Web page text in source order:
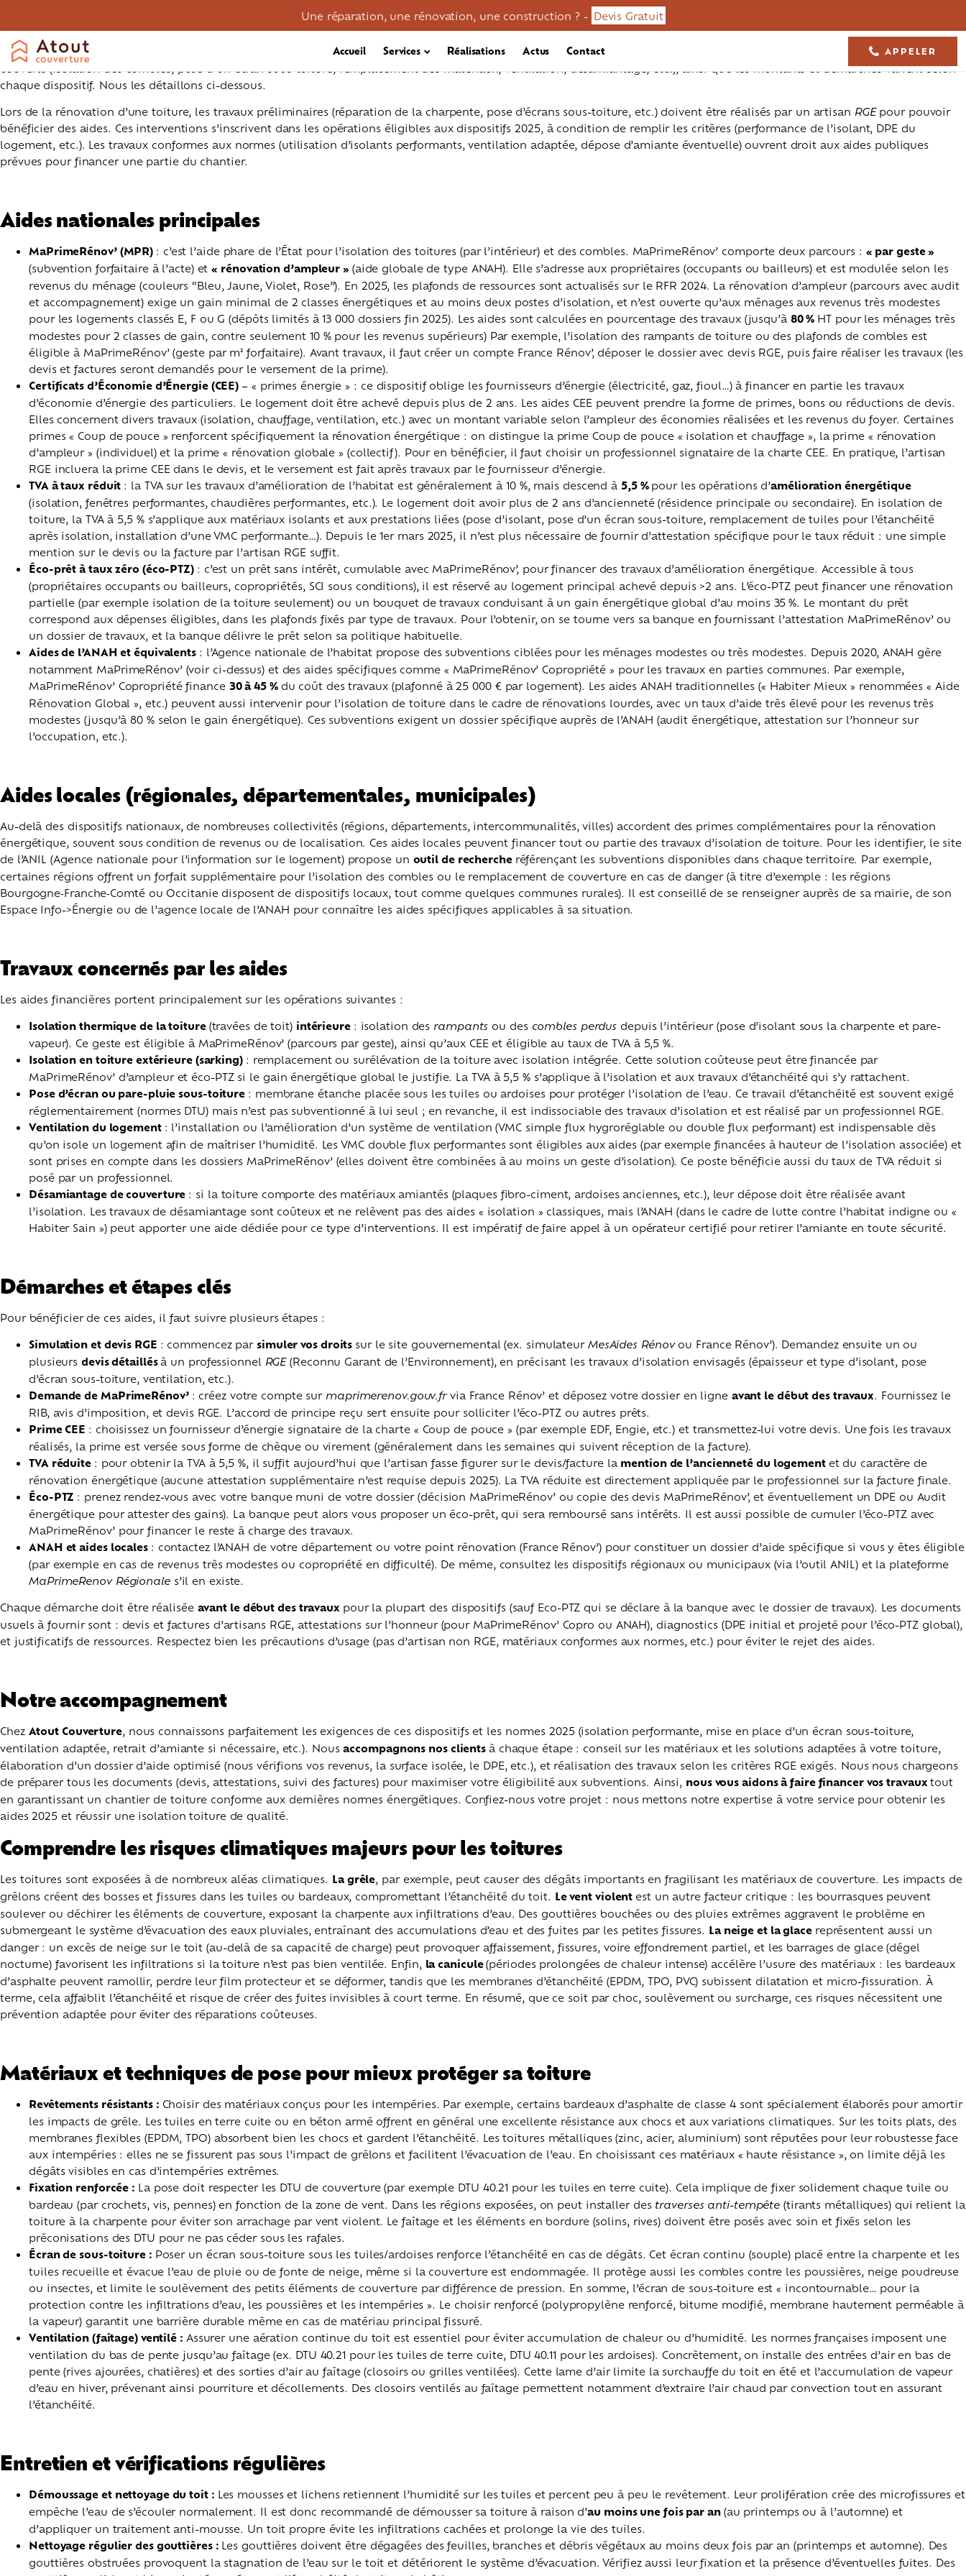
Une réparation, une rénovation, une construction ? - Devis Gratuit
Accueil Services
Couverture Désamiantage Entretien / démoussage Réparation toiture Zinguerie Isolation toiture Charpente
Réalisations Actus Contact 05 61 36 23 68
APPELER
La rénovation de la toiture et son isolation sont essentielles pour améliorer le confort thermique d’un logement et réduire sa facture d’énergie. C’est particulièrement vrai en
2025, alors que les pouvoirs publics multiplient les dispositifs d’aide pour soutenir ces travaux. Plusieurs aides nationales majeures sont disponibles (MaPrimeRénov’, CEE, TVA
réduite, éco-PTZ, ANAH, etc.), complétées par des subventions locales éventuelles. Les conditions d’éligibilité (revenus, âge du logement, type de travaux), les types de travaux
couverts (isolation des combles, pose d’un écran sous-toiture, remplacement des matériaux, ventilation, désamiantage, etc.), ainsi que les montants et démarches varient selon
chaque dispositif. Nous les détaillons ci-dessous.
Lors de la rénovation d’une toiture, les travaux préliminaires (réparation de la charpente, pose d’écrans sous-toiture, etc.) doivent être réalisés par un artisan RGE pour pouvoir
bénéficier des aides. Ces interventions s’inscrivent dans les opérations éligibles aux dispositifs 2025, à condition de remplir les critères (performance de l’isolant, DPE du
logement, etc.). Les travaux conformes aux normes (utilisation d’isolants performants, ventilation adaptée, dépose d’amiante éventuelle) ouvrent droit aux aides publiques
prévues pour financer une partie du chantier.
Aides nationales principales
MaPrimeRénov’ (MPR) : c’est l’aide phare de l’État pour l’isolation des toitures (par l’intérieur) et des combles. MaPrimeRénov’ comporte deux parcours : « par geste »
(subvention forfaitaire à l’acte) et« rénovation d’ampleur » (aide globale de type ANAH). Elle s’adresse aux propriétaires (occupants ou bailleurs) et est modulée selon les
revenus du ménage (couleurs “Bleu, Jaune, Violet, Rose”). En 2025, les plafonds de ressources sont actualisés sur le RFR 2024. La rénovation d’ampleur (parcours avec audit
et accompagnement) exige un gain minimal de 2 classes énergétiques et au moins deux postes d’isolation, et n’est ouverte qu’aux ménages aux revenus très modestes
pour les logements classés E, F ou G (dépôts limités à 13 000 dossiers fin 2025). Les aides sont calculées en pourcentage des travaux (jusqu’à 80 % HT pour les ménages très
modestes pour 2 classes de gain, contre seulement 10 % pour les revenus supérieurs) Par exemple, l’isolation des rampants de toiture ou des plafonds de combles est
éligible à MaPrimeRénov’ (geste par m² forfaitaire). Avant travaux, il faut créer un compte France Rénov’, déposer le dossier avec devis RGE, puis faire réaliser les travaux (les
devis et factures seront demandés pour le versement de la prime).
Certificats d’Économie d’Énergie (CEE) – « primes énergie » : ce dispositif oblige les fournisseurs d’énergie (électricité, gaz, fioul…) à financer en partie les travaux
d’économie d’énergie des particuliers. Le logement doit être achevé depuis plus de 2 ans. Les aides CEE peuvent prendre la forme de primes, bons ou réductions de devis.
Elles concernent divers travaux (isolation, chauffage, ventilation, etc.) avec un montant variable selon l’ampleur des économies réalisées et les revenus du foyer. Certaines
primes « Coup de pouce » renforcent spécifiquement la rénovation énergétique : on distingue la prime Coup de pouce « isolation et chauffage », la prime « rénovation
d’ampleur » (individuel) et la prime « rénovation globale » (collectif). Pour en bénéficier, il faut choisir un professionnel signataire de la charte CEE. En pratique, l’artisan
RGE incluera la prime CEE dans le devis, et le versement est fait après travaux par le fournisseur d’énergie.
TVA à taux réduit : la TVA sur les travaux d’amélioration de l’habitat est généralement à 10 %, mais descend à 5,5 % pour les opérations d’amélioration énergétique
(isolation, fenêtres performantes, chaudières performantes, etc.). Le logement doit avoir plus de 2 ans d’ancienneté (résidence principale ou secondaire). En isolation de
toiture, la TVA à 5,5 % s’applique aux matériaux isolants et aux prestations liées (pose d’isolant, pose d’un écran sous-toiture, remplacement de tuiles pour l’étanchéité
après isolation, installation d’une VMC performante…). Depuis le 1er mars 2025, il n’est plus nécessaire de fournir d’attestation spécifique pour le taux réduit : une simple
mention sur le devis ou la facture par l’artisan RGE suffit.
Éco-prêt à taux zéro (éco-PTZ) : c’est un prêt sans intérêt, cumulable avec MaPrimeRénov’, pour financer des travaux d’amélioration énergétique. Accessible à tous
(propriétaires occupants ou bailleurs, copropriétés, SCI sous conditions), il est réservé au logement principal achevé depuis >2 ans. L’éco-PTZ peut financer une rénovation
partielle (par exemple isolation de la toiture seulement) ou un bouquet de travaux conduisant à un gain énergétique global d’au moins 35 %. Le montant du prêt
correspond aux dépenses éligibles, dans les plafonds fixés par type de travaux. Pour l’obtenir, on se tourne vers sa banque en fournissant l’attestation MaPrimeRénov’ ou
un dossier de travaux, et la banque délivre le prêt selon sa politique habituelle.
Aides de l’ANAH et équivalents : l’Agence nationale de l’habitat propose des subventions ciblées pour les ménages modestes ou très modestes. Depuis 2020, ANAH gère
notamment MaPrimeRénov’ (voir ci-dessus) et des aides spécifiques comme « MaPrimeRénov’ Copropriété » pour les travaux en parties communes. Par exemple,
MaPrimeRénov’ Copropriété finance 30 à 45 % du coût des travaux (plafonné à 25 000 € par logement). Les aides ANAH traditionnelles (« Habiter Mieux » renommées « Aide
Rénovation Global », etc.) peuvent aussi intervenir pour l’isolation de toiture dans le cadre de rénovations lourdes, avec un taux d’aide très élevé pour les revenus très
modestes (jusqu’à 80 % selon le gain énergétique). Ces subventions exigent un dossier spécifique auprès de l’ANAH (audit énergétique, attestation sur l’honneur sur
l’occupation, etc.).
Aides locales (régionales, départementales, municipales)
Au-delà des dispositifs nationaux, de nombreuses collectivités (régions, départements, intercommunalités, villes) accordent des primes complémentaires pour la rénovation
énergétique, souvent sous condition de revenus ou de localisation. Ces aides locales peuvent financer tout ou partie des travaux d’isolation de toiture. Pour les identifier, le site
de l’ANIL (Agence nationale pour l’information sur le logement) propose un outil de recherche référençant les subventions disponibles dans chaque territoire. Par exemple,
certaines régions offrent un forfait supplémentaire pour l’isolation des combles ou le remplacement de couverture en cas de danger (à titre d’exemple : les régions
Bourgogne‑Franche‑Comté ou Occitanie disposent de dispositifs locaux, tout comme quelques communes rurales). Il est conseillé de se renseigner auprès de sa mairie, de son
Espace Info->Énergie ou de l’agence locale de l’ANAH pour connaître les aides spécifiques applicables à sa situation.
Travaux concernés par les aides
Les aides financières portent principalement sur les opérations suivantes :
Isolation thermique de la toiture (travées de toit) intérieure : isolation des rampants ou des combles perdus depuis l’intérieur (pose d’isolant sous la charpente et pare-
vapeur). Ce geste est éligible à MaPrimeRénov’ (parcours par geste), ainsi qu’aux CEE et éligible au taux de TVA à 5,5 %.
Isolation en toiture extérieure (sarking) : remplacement ou surélévation de la toiture avec isolation intégrée. Cette solution coûteuse peut être financée par
MaPrimeRénov’ d’ampleur et éco-PTZ si le gain énergétique global le justifie. La TVA à 5,5 % s’applique à l’isolation et aux travaux d’étanchéité qui s’y rattachent.
Pose d’écran ou pare-pluie sous-toiture : membrane étanche placée sous les tuiles ou ardoises pour protéger l’isolation de l’eau. Ce travail d’étanchéité est souvent exigé
réglementairement (normes DTU) mais n’est pas subventionné à lui seul ; en revanche, il est indissociable des travaux d’isolation et est réalisé par un professionnel RGE.
Ventilation du logement : l’installation ou l’amélioration d’un système de ventilation (VMC simple flux hygroréglable ou double flux performant) est indispensable dès
qu’on isole un logement afin de maîtriser l’humidité. Les VMC double flux performantes sont éligibles aux aides (par exemple financées à hauteur de l’isolation associée) et
sont prises en compte dans les dossiers MaPrimeRénov’ (elles doivent être combinées à au moins un geste d’isolation). Ce poste bénéficie aussi du taux de TVA réduit si
posé par un professionnel.
Désamiantage de couverture : si la toiture comporte des matériaux amiantés (plaques fibro-ciment, ardoises anciennes, etc.), leur dépose doit être réalisée avant
l’isolation. Les travaux de désamiantage sont coûteux et ne relèvent pas des aides « isolation » classiques, mais l’ANAH (dans le cadre de lutte contre l’habitat indigne ou «
Habiter Sain ») peut apporter une aide dédiée pour ce type d’interventions. Il est impératif de faire appel à un opérateur certifié pour retirer l’amiante en toute sécurité.
Démarches et étapes clés
Pour bénéficier de ces aides, il faut suivre plusieurs étapes :
Simulation et devis RGE : commencez par simuler vos droits sur le site gouvernemental (ex. simulateur MesAides Rénov ou France Rénov’). Demandez ensuite un ou
plusieursdevis détaillés à un professionnel RGE(Reconnu Garant de l’Environnement), en précisant les travaux d’isolation envisagés (épaisseur et type d’isolant, pose
d’écran sous-toiture, ventilation, etc.).
Demande de MaPrimeRénov’ : créez votre compte sur maprimerenov.gouv.fr via France Rénov’ et déposez votre dossier en ligne avant le début des travaux. Fournissez le
RIB, avis d’imposition, et devis RGE. L’accord de principe reçu sert ensuite pour solliciter l’éco-PTZ ou autres prêts.
Prime CEE : choisissez un fournisseur d’énergie signataire de la charte « Coup de pouce » (par exemple EDF, Engie, etc.) et transmettez-lui votre devis. Une fois les travaux
réalisés, la prime est versée sous forme de chèque ou virement (généralement dans les semaines qui suivent réception de la facture).
TVA réduite : pour obtenir la TVA à 5,5 %, il suffit aujourd’hui que l’artisan fasse figurer sur le devis/facture la mention de l’ancienneté du logement et du caractère de
rénovation énergétique (aucune attestation supplémentaire n’est requise depuis 2025). La TVA réduite est directement appliquée par le professionnel sur la facture finale.
Éco-PTZ : prenez rendez-vous avec votre banque muni de votre dossier (décision MaPrimeRénov’ ou copie des devis MaPrimeRénov’, et éventuellement un DPE ou Audit
énergétique pour attester des gains). La banque peut alors vous proposer un éco-prêt, qui sera remboursé sans intérêts. Il est aussi possible de cumuler l’éco-PTZ avec
MaPrimeRénov’ pour financer le reste à charge des travaux.
ANAH et aides locales : contactez l’ANAH de votre département ou votre point rénovation (France Rénov’) pour constituer un dossier d’aide spécifique si vous y êtes éligible
(par exemple en cas de revenus très modestes ou copropriété en difficulté). De même, consultez les dispositifs régionaux ou municipaux (via l’outil ANIL) et la plateforme
MaPrimeRenov Régionale s’il en existe.
Chaque démarche doit être réalisée avant le début des travaux pour la plupart des dispositifs (sauf Eco-PTZ qui se déclare à la banque avec le dossier de travaux). Les documents
usuels à fournir sont : devis et factures d’artisans RGE, attestations sur l’honneur (pour MaPrimeRénov’ Copro ou ANAH), diagnostics (DPE initial et projeté pour l’éco-PTZ global),
et justificatifs de ressources. Respectez bien les précautions d’usage (pas d’artisan non RGE, matériaux conformes aux normes, etc.) pour éviter le rejet des aides.
Notre accompagnement
Chez Atout Couverture, nous connaissons parfaitement les exigences de ces dispositifs et les normes 2025 (isolation performante, mise en place d’un écran sous-toiture,
ventilation adaptée, retrait d’amiante si nécessaire, etc.). Nousaccompagnons nos clients à chaque étape : conseil sur les matériaux et les solutions adaptées à votre toiture,
élaboration d’un dossier d’aide optimisé (nous vérifions vos revenus, la surface isolée, le DPE, etc.), et réalisation des travaux selon les critères RGE exigés. Nous nous chargeons
de préparer tous les documents (devis, attestations, suivi des factures) pour maximiser votre éligibilité aux subventions. Ainsi, nous vous aidons à faire financer vos travauxtout
en garantissant un chantier de toiture conforme aux dernières normes énergétiques. Confiez-nous votre projet : nous mettons notre expertise à votre service pour obtenir les
aides 2025 et réussir une isolation toiture de qualité.
Comprendre les risques climatiques majeurs pour les toitures
Les toitures sont exposées à de nombreux aléas climatiques. La grêle, par exemple, peut causer des dégâts importants en fragilisant les matériaux de couverture. Les impacts de
grêlons créent des bosses et fissures dans les tuiles ou bardeaux, compromettant l’étanchéité du toit. Le vent violent est un autre facteur critique : les bourrasques peuvent
soulever ou déchirer les éléments de couverture, exposant la charpente aux infiltrations d’eau. Des gouttières bouchées ou des pluies extrêmes aggravent le problème en
submergeant le système d’évacuation des eaux pluviales, entraînant des accumulations d’eau et des fuites par les petites fissures. La neige et la glace représentent aussi un
danger : un excès de neige sur le toit (au-delà de sa capacité de charge) peut provoquer affaissement, fissures, voire effondrement partiel, et les barrages de glace (dégel
nocturne) favorisent les infiltrations si la toiture n’est pas bien ventilée. Enfin, la canicule(périodes prolongées de chaleur intense) accélère l’usure des matériaux : les bardeaux
d’asphalte peuvent ramollir, perdre leur film protecteur et se déformer, tandis que les membranes d’étanchéité (EPDM, TPO, PVC) subissent dilatation et micro-fissuration. À
terme, cela affaiblit l’étanchéité et risque de créer des fuites invisibles à court terme. En résumé, que ce soit par choc, soulèvement ou surcharge, ces risques nécessitent une
prévention adaptée pour éviter des réparations coûteuses.
Matériaux et techniques de pose pour mieux protéger sa toiture
Revêtements résistants : Choisir des matériaux conçus pour les intempéries. Par exemple, certains bardeaux d’asphalte de classe 4 sont spécialement élaborés pour amortir
les impacts de grêle. Les tuiles en terre cuite ou en béton armé offrent en général une excellente résistance aux chocs et aux variations climatiques. Sur les toits plats, des
membranes flexibles (EPDM, TPO) absorbent bien les chocs et gardent l’étanchéité. Les toitures métalliques (zinc, acier, aluminium) sont réputées pour leur robustesse face
aux intempéries : elles ne se fissurent pas sous l’impact de grêlons et facilitent l’évacuation de l’eau. En choisissant ces matériaux « haute résistance », on limite déjà les
dégâts visibles en cas d’intempéries extrêmes.
Fixation renforcée : La pose doit respecter les DTU de couverture (par exemple DTU 40.21 pour les tuiles en terre cuite). Cela implique de fixer solidement chaque tuile ou
bardeau (par crochets, vis, pennes) en fonction de la zone de vent. Dans les régions exposées, on peut installer des traverses anti-tempête(tirants métalliques) qui relient la
toiture à la charpente pour éviter son arrachage par vent violent. Le faîtage et les éléments en bordure (solins, rives) doivent être posés avec soin et fixés selon les
préconisations des DTU pour ne pas céder sous les rafales.
Écran de sous-toiture : Poser un écran sous-toiture sous les tuiles/ardoises renforce l’étanchéité en cas de dégâts. Cet écran continu (souple) placé entre la charpente et les
tuiles recueille et évacue l’eau de pluie ou de fonte de neige, même si la couverture est endommagée. Il protège aussi les combles contre les poussières, neige poudreuse
ou insectes, et limite le soulèvement des petits éléments de couverture par différence de pression. En somme, l’écran de sous-toiture est « incontournable… pour la
protection contre les infiltrations d’eau, les poussières et les intempéries ». Le choisir renforcé (polypropylène renforcé, bitume modifié, membrane hautement perméable à
la vapeur) garantit une barrière durable même en cas de matériau principal fissuré.
Ventilation (faîtage) ventilé : Assurer une aération continue du toit est essentiel pour éviter accumulation de chaleur ou d’humidité. Les normes françaises imposent une
ventilation du bas de pente jusqu’au faîtage (ex. DTU 40.21 pour les tuiles de terre cuite, DTU 40.11 pour les ardoises). Concrètement, on installe des entrées d’air en bas de
pente (rives ajourées, chatières) et des sorties d’air au faîtage (closoirs ou grilles ventilées). Cette lame d’air limite la surchauffe du toit en été et l’accumulation de vapeur
d’eau en hiver, prévenant ainsi pourriture et décollements. Des closoirs ventilés au faîtage permettent notamment d’extraire l’air chaud par convection tout en assurant
l’étanchéité.
Entretien et vérifications régulières
Démoussage et nettoyage du toit : Les mousses et lichens retiennent l’humidité sur les tuiles et percent peu à peu le revêtement. Leur prolifération crée des microfissures et
empêche l’eau de s’écouler normalement. Il est donc recommandé de démousser sa toiture à raison d’au moins une fois par an (au printemps ou à l’automne) et
d’appliquer un traitement anti-mousse. Un toit propre évite les infiltrations cachées et prolonge la vie des tuiles.
Nettoyage régulier des gouttières : Les gouttières doivent être dégagées des feuilles, branches et débris végétaux au moins deux fois par an (printemps et automne). Des
gouttières obstruées provoquent la stagnation de l’eau sur le toit et détériorent le système d’évacuation. Vérifiez aussi leur fixation et la présence d’éventuelles fuites. Des